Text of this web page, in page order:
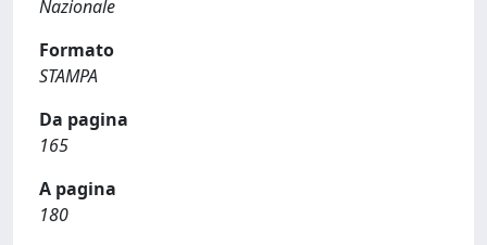
Nazionale
Formato
STAMPA
Da pagina
165
A pagina
180